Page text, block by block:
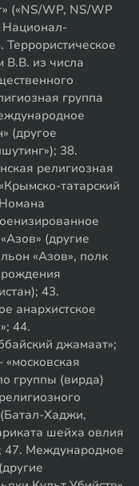
(«NS/WP, NS/WP
Террористическое
В.В. из числа
группа
(другое
38.
религиозная
татарский
(другие
«Азов», полк
43.
анархистское
44.
джамаат»;
«московская
группы (вирда)
Хаджи,
шейха овлия
47. Международное